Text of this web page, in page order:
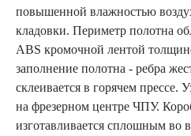
повышенной влажностью
кладовки. Периметр полотна
ABS кромочной лентой
заполнение полотна - ребра
склеивается в горячем прессе.
на фрезерном центре ЧПУ.
изготавливается сплошным во